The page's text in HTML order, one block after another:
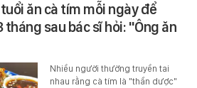
ăn cà tím mỗi ngày để
sau bác sĩ hỏi: "Ông ăn
Nhiều người thường truyền tai
nhau rằng cà tím là "thần dược"